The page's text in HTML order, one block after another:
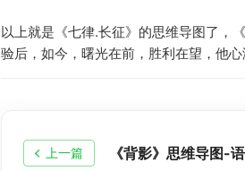
以上就是《七律.长征》的思维导图了，
验后，如今，曙光在前，胜利在望，他
上一篇 《背影》思维导图-